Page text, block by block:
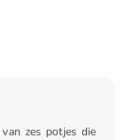
zes potjes die